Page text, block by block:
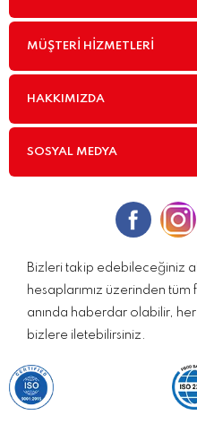
MÜŞTERI HIZMETLERI
HAKKIMIZDA
SOSYAL MEDYA
Bizleri takip edebileceğiniz
hesaplarımız üzerinden
anında haberdar olabilir,
bizlere iletebilirsiniz.